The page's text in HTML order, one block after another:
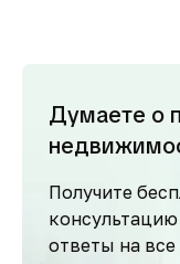
Думаете о
Получите
ответы на